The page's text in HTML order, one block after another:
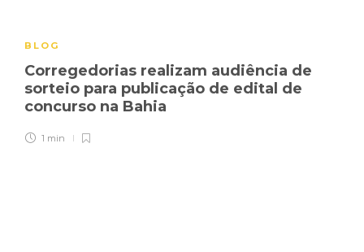
BLOG
Corregedorias realizam audiência de
sorteio para publicação de edital de
concurso na Bahia
1 min